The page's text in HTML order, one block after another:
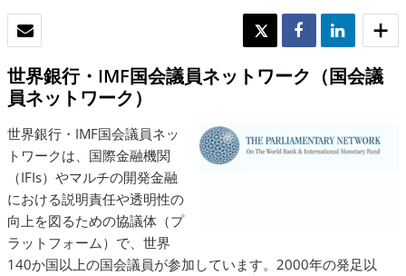
TWEET SHARE SHARE
世界銀行・IMF国会議員ネットワーク（国会議
員ネットワーク）
世界銀行・IMF国会議員ネッ
トワークは、国際金融機関
（IFIs）やマルチの開発金融
における説明責任や透明性の
向上を図るための協議体（プ
ラットフォーム）で、世界
140か国以上の国会議員が参加しています。2000年の発足以